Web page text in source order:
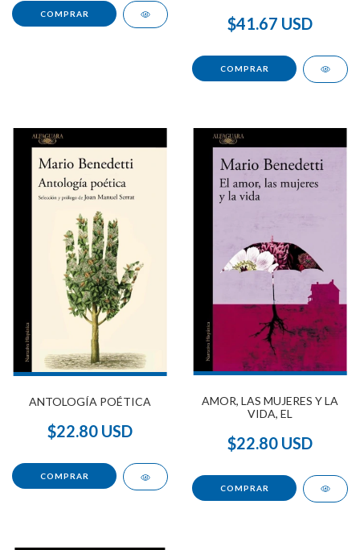
$41.67 USD
ANTOLOGÍA POÉTICA
$22.80 USD
AMOR, LAS MUJERES Y LA
VIDA, EL
$22.80 USD